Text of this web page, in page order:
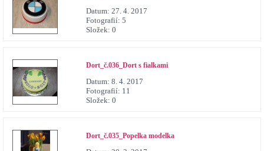
Datum: 27. 4. 2017
Fotografií: 5
Složek: 0
Dort_č.036_Dort s fialkami
Datum: 8. 4. 2017
Fotografií: 11
Složek: 0
Dort_č.035_Popelka modelka